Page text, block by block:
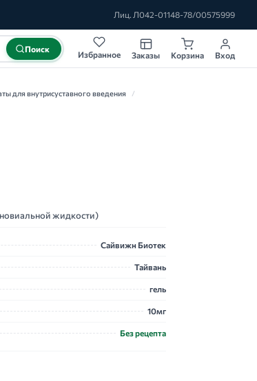
Лиц. Л042-01148-78/00575999
Поиск
Избранное Заказы Корзина Вход
для внутрисуставного введения
/
жидкости)
Сайвижн Биотек
Тайвань
гель
10мг
Без рецепта